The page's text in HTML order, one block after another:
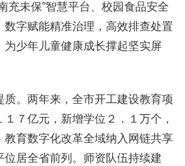
充未保”智慧平台、校园食品安全
数字赋能精准治理，高效排查处置
为少年儿童健康成长撑起坚实屏
质。两年来，全市开工建设教育项
７亿元，新增学位２．１万个，
教育数字化改革全域纳入网链共享
居全省前列。师资队伍持续建